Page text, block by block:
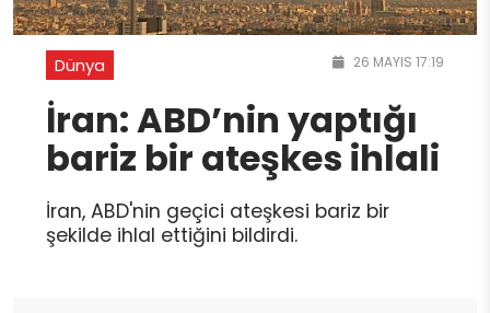
Dünya 26 MAYIS 17:19
İran: ABD’nin yaptığı
bariz bir ateşkes ihlali
İran, ABD'nin geçici ateşkesi bariz bir
şekilde ihlal ettiğini bildirdi.